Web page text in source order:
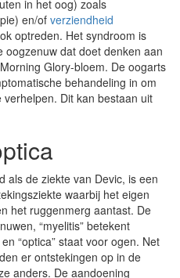
in het oog) zoals
en/ofverziendheid
optreden. Het syndroom is
dat doet denken aan
Glory-bloem. De oogarts
behandeling in om
Dit kan bestaan uit
als de ziekte van Devic, is een
waarbij het eigen
het ruggenmerg aantast. De
“myelitis” betekent
“optica” staat voor ogen. Net
er ontstekingen op in de
anders. De aandoening